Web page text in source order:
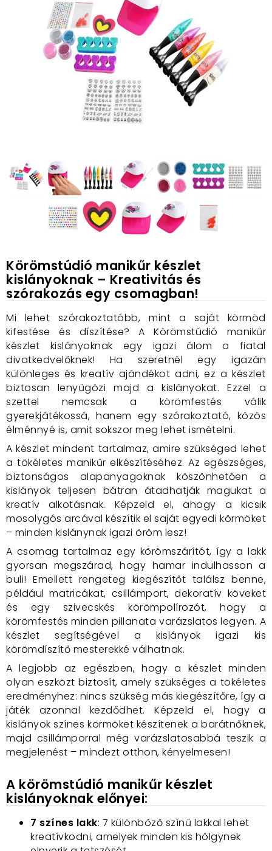
Körömstúdió manikűr készlet
kislányoknak – Kreativitás és
szórakozás egy csomagban!
Mi lehet szórakoztatóbb, mint a saját körmöd
kifestése és díszítése? A Körömstúdió manikűr
készlet kislányoknak egy igazi álom a fiatal
divatkedvelőknek! Ha szeretnél egy igazán
különleges és kreatív ajándékot adni, ez a készlet
biztosan lenyűgözi majd a kislányokat. Ezzel a
szettel nemcsak a körömfestés válik
gyerekjátékossá, hanem egy szórakoztató, közös
élménnyé is, amit sokszor meg lehet ismételni.
A készlet mindent tartalmaz, amire szükséged lehet
a tökéletes manikűr elkészítéséhez. Az egészséges,
biztonságos alapanyagoknak köszönhetően a
kislányok teljesen bátran átadhatják magukat a
kreatív alkotásnak. Képzeld el, ahogy a kicsik
mosolygós arcával készítik el saját egyedi körmöket
– minden kislánynak igazi öröm lesz!
A csomag tartalmaz egy körömszárítót, így a lakk
gyorsan megszárad, hogy hamar indulhasson a
buli! Emellett rengeteg kiegészítőt találsz benne,
például matricákat, csillámport, dekoratív köveket
és egy szivecskés körömpolírozót, hogy a
körömfestés minden pillanata varázslatos legyen. A
készlet segítségével a kislányok igazi kis
körömdíszítő mesterekké válhatnak.
A legjobb az egészben, hogy a készlet minden
olyan eszközt biztosít, amely szükséges a tökéletes
eredményhez: nincs szükség más kiegészítőre, így a
játék azonnal kezdődhet. Képzeld el, hogy a
kislányok színes körmöket készítenek a barátnőknek,
majd csillámporral még varázslatosabbá teszik a
megjelenést – mindezt otthon, kényelmesen!
A körömstúdió manikűr készlet
kislányoknak előnyei:
7 színes lakk: 7 különböző színű lakkal lehet
kreatívkodni, amelyek minden kis hölgynek